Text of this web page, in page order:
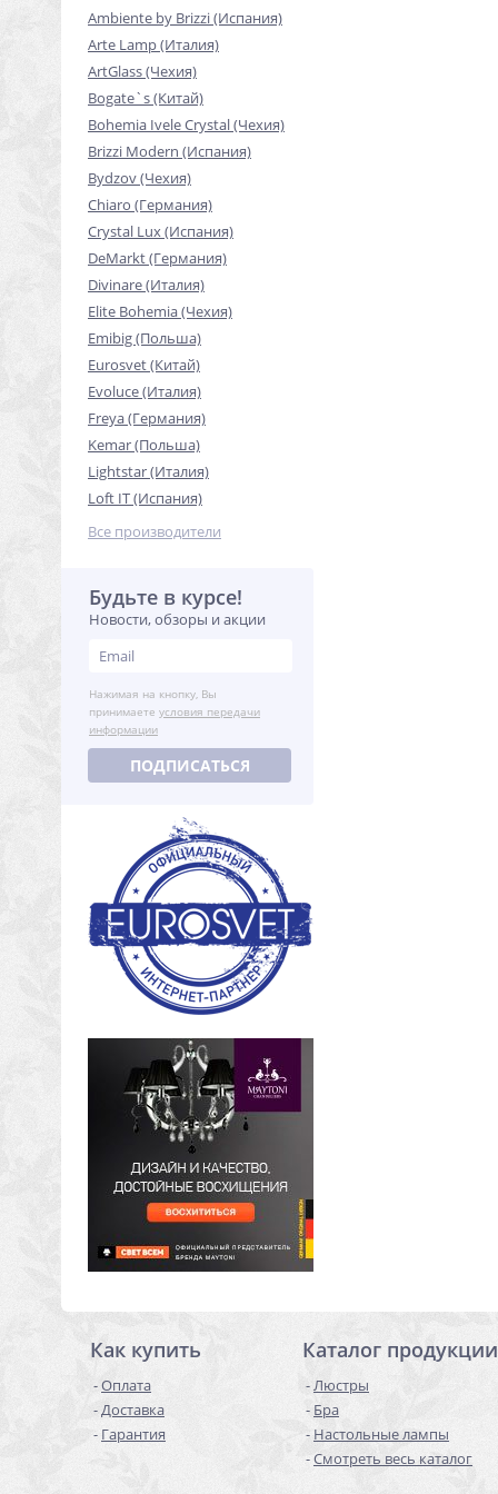
Ambiente by Brizzi (Испания)
Arte Lamp (Италия)
ArtGlass (Чехия)
Bogate`s (Китай)
Bohemia Ivele Crystal (Чехия)
Brizzi Modern (Испания)
Bydzov (Чехия)
Chiaro (Германия)
Crystal Lux (Испания)
DeMarkt (Германия)
Divinare (Италия)
Elite Bohemia (Чехия)
Emibig (Польша)
Eurosvet (Китай)
Evoluce (Италия)
Freya (Германия)
Kemar (Польша)
Lightstar (Италия)
Loft IT (Испания)
Все производители
Будьте в курсе!
Новости, обзоры и акции
Нажимая на кнопку, Вы
принимаете условия передачи
информации
ПОДПИСАТЬСЯ
Как купить
Оплата
Доставка
Гарантия
Каталог продукции
Люстры
Бра
Настольные лампы
Смотреть весь каталог